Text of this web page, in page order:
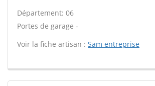
Département: 06
Portes de garage -
Voir la fiche artisan : Sam entreprise